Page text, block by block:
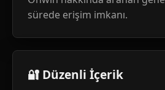
sürede erişim imkanı.
🔐 Düzenli İçerik